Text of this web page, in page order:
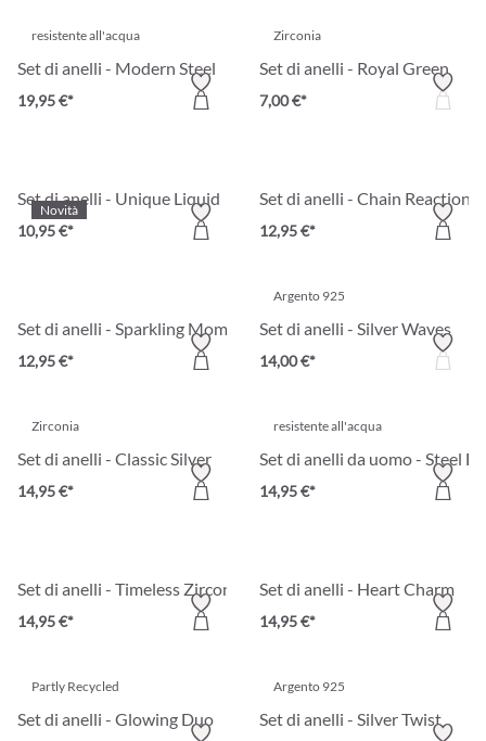
resistente all'acqua
Set di anelli - Modern Steel
19,95 €*
Zirconia
Set di anelli - Royal Green
7,00 €*
Novità
Set di anelli - Unique Liquid
10,95 €*
Set di anelli - Chain Reaction
12,95 €*
Set di anelli - Sparkling Moments
12,95 €*
Argento 925
Set di anelli - Silver Waves
14,00 €*
Zirconia
Set di anelli - Classic Silver
14,95 €*
resistente all'acqua
Set di anelli da uomo - Steel
14,95 €*
Set di anelli - Timeless Zirconia
14,95 €*
Set di anelli - Heart Charm
14,95 €*
Partly Recycled
Set di anelli - Glowing Duo
Argento 925
Set di anelli - Silver Twist